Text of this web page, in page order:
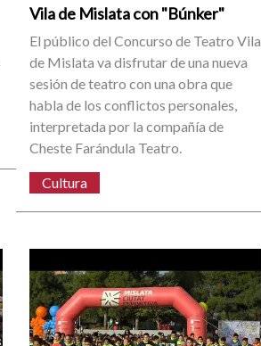
Vila de Mislata con "Búnker"
El público del Concurso de Teatro Vila
de Mislata va disfrutar de una nueva
sesión de teatro con una obra que
habla de los conflictos personales,
interpretada por la compañía de
Cheste Farándula Teatro.
Cultura